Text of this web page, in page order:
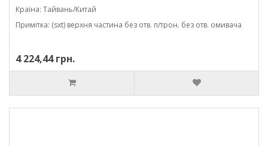
Країна: Тайвань/Китай
Примітка: (sxt) верхня частина без отв. п/трон. без отв. омивача
4 224,44 грн.